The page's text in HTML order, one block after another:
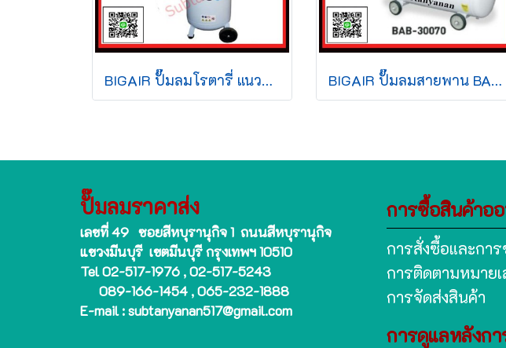
BIGAIR ปั๊มลมโรตารี่ แนวตั้ง BALV-25090 2.5HP 220v 90L สีขาว BIGAIR ปั๊มลมสายพาน BAB-30070 3HP 220v 70L สีขาว
ปั๊มลมราคาส่ง
เลขที่ 49 ซอยสีหบุรานุกิจ 1 ถนนสีหบุรานุกิจ
แขวงมีนบุรี เขตมีนบุรี กรุงเทพฯ 10510
Tel 02-517-1976 , 02-517-5243
089-166-1454 , 065-232-1888
E-mail : subtanyanan517@gmail.com
การซื้อสินค้าอ
การสั่งซื้อและการ
การติดตามหมาย
การจัดส่งสินค้า
การดูแลหลังก